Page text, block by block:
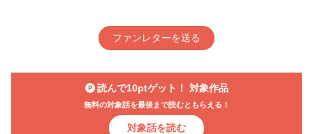
ファンレターを送る
読んで10ptゲット！ 対象作品
無料の対象話を最後まで読むともらえる！
対象話を読む